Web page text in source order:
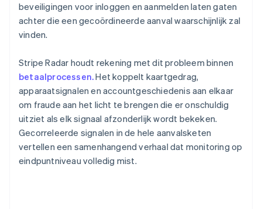
beveiligingen voor inloggen en aanmelden laten gaten
achter die een gecoördineerde aanval waarschijnlijk zal
vinden.
Stripe Radar houdt rekening met dit probleem binnen
betaalprocessen.Het koppelt kaartgedrag,
apparaatsignalen en accountgeschiedenis aan elkaar
om fraude aan het licht te brengen die er onschuldig
uitziet als elk signaal afzonderlijk wordt bekeken.
Gecorreleerde signalen in de hele aanvalsketen
vertellen een samenhangend verhaal dat monitoring op
eindpuntniveau volledig mist.